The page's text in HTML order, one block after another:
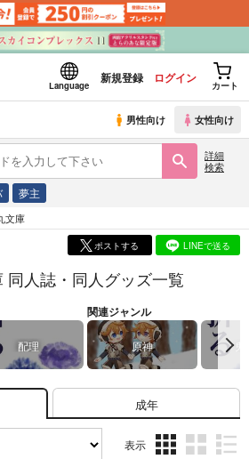
Language
新規登録 ログイン
カート
男性向け 女性向け
詳細
検索
夢主
文庫
ポストする LINEで送る
同人誌・同人グッズ一覧
配理
関連ジャンル
原神
成年
表示